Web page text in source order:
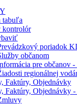
tabuľa
kontrolór
poriadok
občanom
pre občanov
regionálnej
Faktúry, Objednávky
Faktúry, Objednávky